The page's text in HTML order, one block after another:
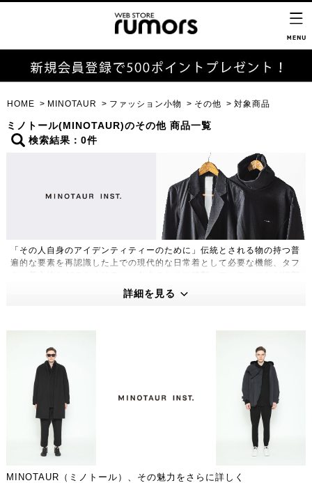
HOME MINOTAUR ファッション小物 その他 対象商品
ミノトール(MINOTAUR)のその他 商品一覧
検索結果：0件
「その人自身のアイデンティティーのために」伝統とされる物の持つ普
遍的な要素を再認識した上での現代的な日常着として必要な機能、タフ
に至るまで再構築し、よりハイクオリティーで革新的な物作りをモット
ーに制作するアパレルライン。定番的なアイテム1つ1つは、コーディ
詳細を見る
MINOTAUR（ミノトール）、その魅力をさらに詳しく